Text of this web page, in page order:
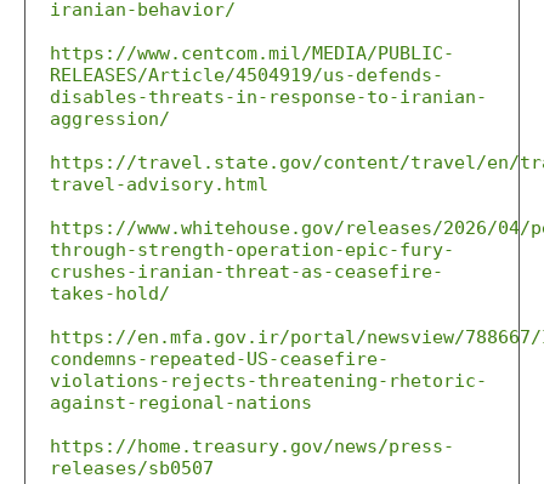
iranian-behavior/
https://www.centcom.mil/MEDIA/PUBLIC-
RELEASES/Article/4504919/us-defends-
disables-threats-in-response-to-iranian-
aggression/
https://travel.state.gov/content/travel/en/
travel-advisory.html
https://www.whitehouse.gov/releases/2026/04/
through-strength-operation-epic-fury-
crushes-iranian-threat-as-ceasefire-
takes-hold/
https://en.mfa.gov.ir/portal/newsview/
condemns-repeated-US-ceasefire-
violations-rejects-threatening-rhetoric-
against-regional-nations
https://home.treasury.gov/news/press-
releases/sb0507